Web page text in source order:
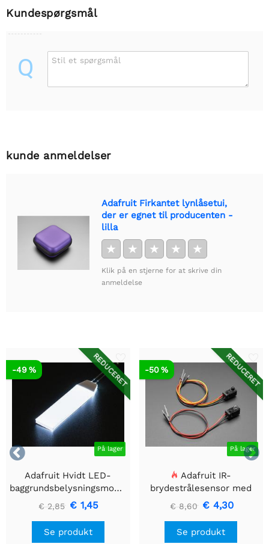
Kundespørgsmål
Q Stil et spørgsmål
kunde anmeldelser
Adafruit Firkantet lynlåsetui,
der er egnet til producenten -
lilla
★ ★ ★ ★ ★
Klik på en stjerne for at skrive din
anmeldelse


REDUCERET
På lager
-49 %
Adafruit Hvidt LED-
baggrundsbelysningsmodul
- Lille 12mm x 40mm
€ 2,85 € 1,45
Se produkt
REDUCERET
På lager
-50 %
Adafruit IR-
brydestrålesensor med
premium ledningsstuds -
5 mm LED'er
€ 8,60 € 4,30
Se produkt